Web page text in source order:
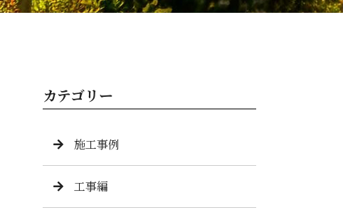
カテゴリー
施工事例
工事編